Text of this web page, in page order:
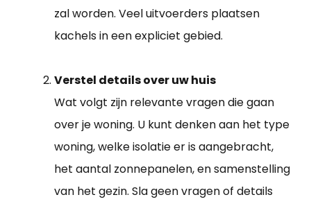
zal worden. Veel uitvoerders plaatsen
kachels in een expliciet gebied.
Verstel details over uw huis
Wat volgt zijn relevante vragen die gaan
over je woning. U kunt denken aan het type
woning, welke isolatie er is aangebracht,
het aantal zonnepanelen, en samenstelling
van het gezin. Sla geen vragen of details